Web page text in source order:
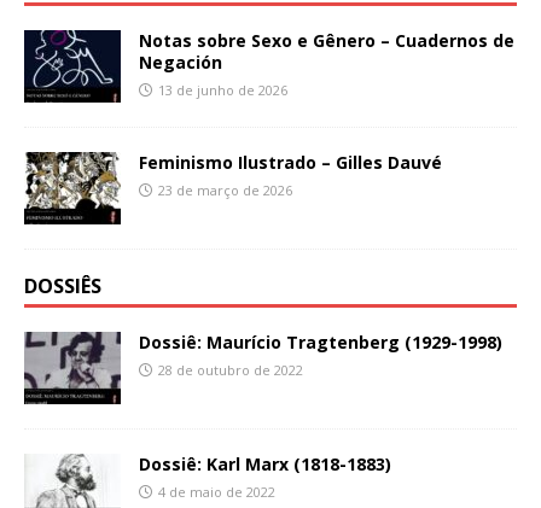
Notas sobre Sexo e Gênero – Cuadernos de
Negación
13 de junho de 2026
Feminismo Ilustrado – Gilles Dauvé
23 de março de 2026
DOSSIÊS
Dossiê: Maurício Tragtenberg (1929-1998)
28 de outubro de 2022
Dossiê: Karl Marx (1818-1883)
4 de maio de 2022